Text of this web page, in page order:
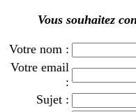
Vous souhaitez
Votre nom :
Votre email
:
Sujet :